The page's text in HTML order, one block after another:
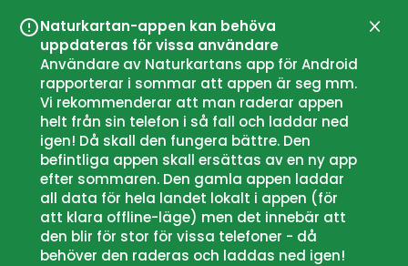
Naturkartan-appen kan behöva
uppdateras för vissa användare
Användare av Naturkartans app för Android
rapporterar i sommar att appen är seg mm.
Vi rekommenderar att man raderar appen
helt från sin telefon i så fall och laddar ned
igen! Då skall den fungera bättre. Den
befintliga appen skall ersättas av en ny app
efter sommaren. Den gamla appen laddar
all data för hela landet lokalt i appen (för
att klara offline-läge) men det innebär att
den blir för stor för vissa telefoner - då
behöver den raderas och laddas ned igen!